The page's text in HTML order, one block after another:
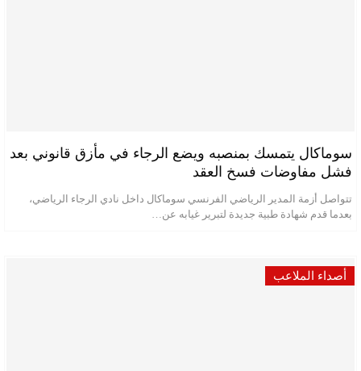
سوماكال يتمسك بمنصبه ويضع الرجاء في مأزق قانوني بعد
فشل مفاوضات فسخ العقد
تتواصل أزمة المدير الرياضي الفرنسي سوماكال داخل نادي الرجاء الرياضي،
بعدما قدم شهادة طبية جديدة لتبرير غيابه عن…
أصداء الملاعب